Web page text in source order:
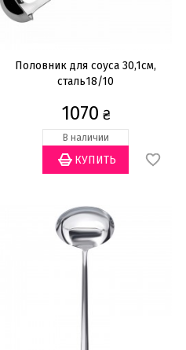
Половник для соуса 30,1см,
сталь18/10
1070 ₴
В наличии